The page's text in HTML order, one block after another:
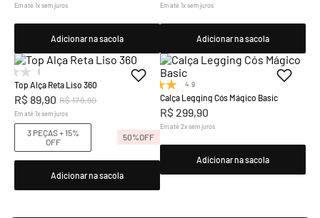
Em até1xsem juros
Adicionar na sacola
Em até1xsem juros
Adicionar na sacola
(0)
Top Alça Reta Liso 360
R$89,90 R$179,90
Em até1xsem juros
3 PEÇAS + 15%
OFF
50%OFF
Adicionar na sacola
4.9
Calça Legging Cós Mágico Basic
R$299,90
Em até2xsem juros
Adicionar na sacola